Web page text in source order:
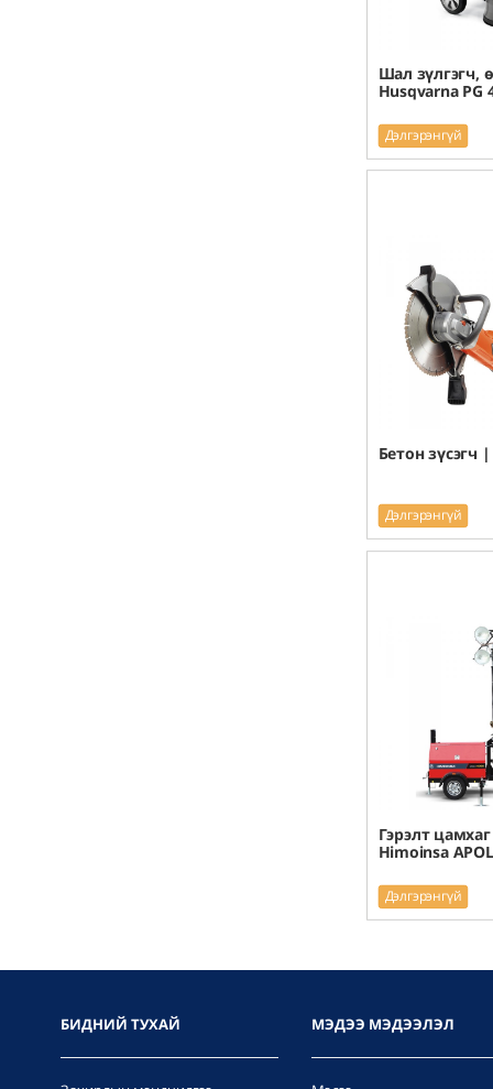
Шал зүлгэгч,
Husqvarna PG
Дэлгэрэнгүй
Бетон зүсэгч
Дэлгэрэнгүй
Гэрэлт
Himoinsa
Дэлгэрэнгүй
БИДНИЙ ТУХАЙ МЭДЭЭ МЭДЭЭЛЭЛ